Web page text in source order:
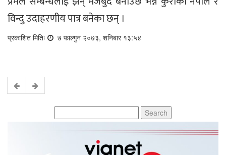
विन्दु उदाहरणीय पात्र बनेका छन् ।
प्रकाशित मितिः ७ फाल्गुन २०७३, शनिबार १३:५४
for: